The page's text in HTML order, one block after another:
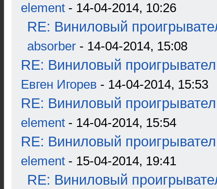
element - 14-04-2014, 10:26
RE: Виниловый
absorber - 14-04-2014, 15:08
RE: Виниловый
Евген Игорев - 14-04-2014, 15:53
RE: Виниловый
element - 14-04-2014, 15:54
RE: Виниловый
element - 15-04-2014, 19:41
RE: Виниловый